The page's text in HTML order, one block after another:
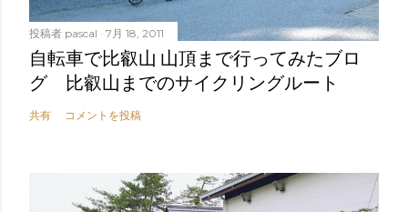
投稿者 pascal 7月 18, 2011
自転車で比叡山 山頂まで行ってみたブロ
グ 比叡山までのサイクリングルート
共有 コメントを投稿